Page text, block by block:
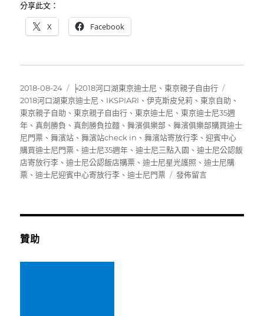
分享此文：
X Facebook
發
佈
日
期:
2018-08-24
分
類
╞2018河口湖東京迪士尼 、 東京親子自由行
籤
2018河口湖東京迪士尼 、 IKSPIARI 、伊克斯皮兒莉 、 東京自助 、
東京親子自助 、 東京親子自由行 、 東京迪士尼 、 東京迪士尼35週
年 、真劍勝負 、真劍勝負拉麵 、舞濱俱樂部 、舞濱俱樂部購買迪士
尼門票 、舞濱站 、舞濱站check in 、舞濱站寄放行李 、迎賓中心
購買迪士尼門票 、迪士尼35週年 、迪士尼三點入園 、迪士尼公認飯
店寄放行李 、迪士尼公認飯店購票 、迪士尼星光護照 、迪士尼購
票 、迪士尼迎賓中心寄放行李 、迪士尼門票
在
發佈留言
贊助